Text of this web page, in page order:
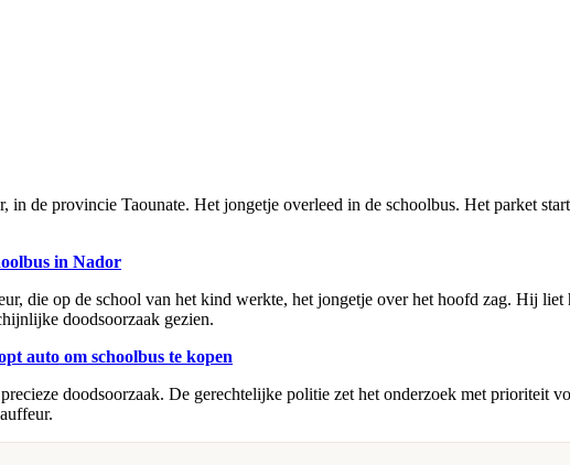
in de provincie Taounate. Het jongetje overleed in de schoolbus. Het parket
in Nador
die op de school van het kind werkte, het jongetje over het hoofd zag. Hij
doodsoorzaak gezien.
auto om schoolbus te kopen
doodsoorzaak. De gerechtelijke politie zet het onderzoek met prioriteit